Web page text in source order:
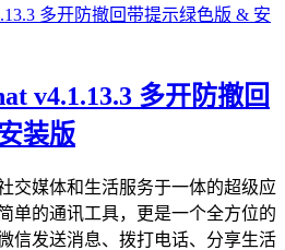
v4.1.13.3 多开防撤回
装版
交媒体和生活服务于一体的超级应
单的通讯工具，更是一个全方位的
信发送消息、拨打电话、分享生活